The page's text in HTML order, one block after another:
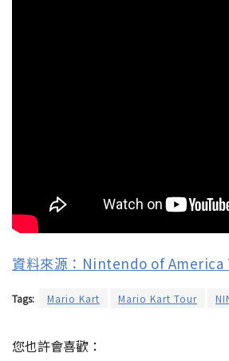
資料來源：Nintendo of
Tags: Mario Kart Mario Kart Tour
您也許會喜歡：